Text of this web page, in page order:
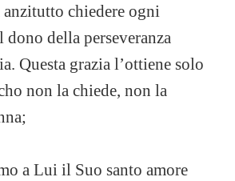
chiedere ogni
della perseveranza
Questa grazia l’ottiene solo
non la chiede, non la
a Lui il Suo santo amore